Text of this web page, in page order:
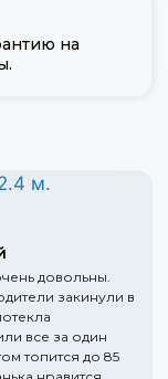
на
довольны.
закинули в
все за один
топится до 85